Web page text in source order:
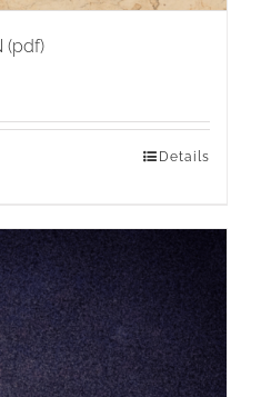
(pdf)
Details